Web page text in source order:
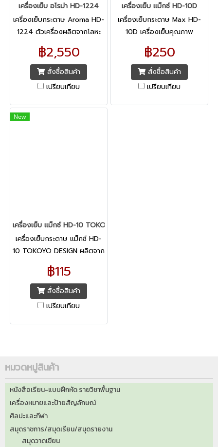
เครื่องเย็บ อโรม่า HD-1224
เครื่องเย็บกระดาษ Aroma HD-
1224 ตัวเครื่องผลิตจากโลหะ
฿2,550
สั่งซื้อสินค้า
เปรียบเทียบ
เครื่องเย็บ แม็กซ์ HD-10D
เครื่องเย็บกระดาษ Max HD-
10D เครื่องเย็บคุณภาพ
฿250
สั่งซื้อสินค้า
เปรียบเทียบ
New
เครื่องเย็บ แม็กซ์ HD-10 TOKOYO DESIGN
เครื่องเย็บกระดาษ แม็กซ์ HD-
10 TOKOYO DESIGN ผลิตจาก
วัสดุอย่างดี แข็งแรง ทนทาน
ขนาดกะทัดรัด พกพาสะดวก
เย็บง่าย เบาแรง ไม่ติดขัดขณะ
ใช้งาน
฿115
สั่งซื้อสินค้า
เปรียบเทียบ
หมวดหมู่สินค้า
หนังสือเรียน-แบบฝึกหัด รายวิชาพื้นฐาน
เครื่องหมายและป้ายสัญลักษณ์
ศิลปะและกีฬา
สมุดราชการ/สมุดเรียน/สมุดรายงาน
สมุดวาดเขียน